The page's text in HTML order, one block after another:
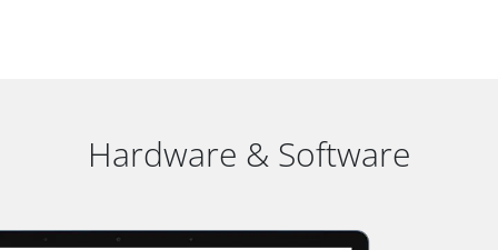
Hardware & Software